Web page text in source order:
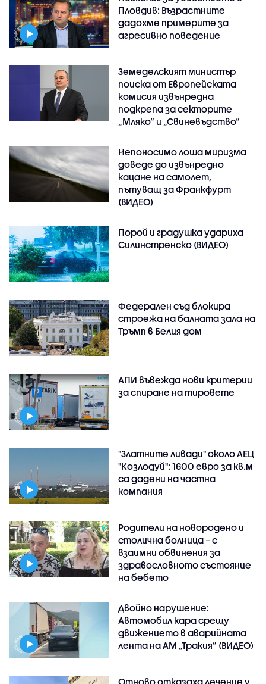
Пловдив: Възрастните
дадохме примерите за
агресивно поведение
Земеделският министър
поиска от Европейската
комисия извънредна
подкрепа за секторите
„Мляко“ и „Свиневъдство“
Непоносимо лоша миризма
доведе до извънредно
кацане на самолет,
пътуващ за Франкфурт
(ВИДЕО)
Порой и градушка удариха
Силинстренско (ВИДЕО)
Федерален съд блокира
строежа на балната зала на
Тръмп в Белия дом
АПИ въвежда нови критерии
за спиране на тировете
"Златните ливади" около АЕЦ
"Козлодуй": 1600 евро за кв.м
са дадени на частна
компания
Родители на новородено и
столична болница – с
взаимни обвинения за
здравословното състояние
на бебето
Двойно нарушение:
Автомобил кара срещу
движението в аварийната
лента на АМ „Тракия” (ВИДЕО)
Отново отказаха лечение у